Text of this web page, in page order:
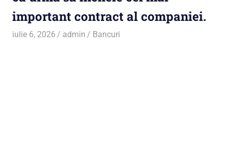
important contract al companiei.
iulie 6, 2026 admin Bancuri